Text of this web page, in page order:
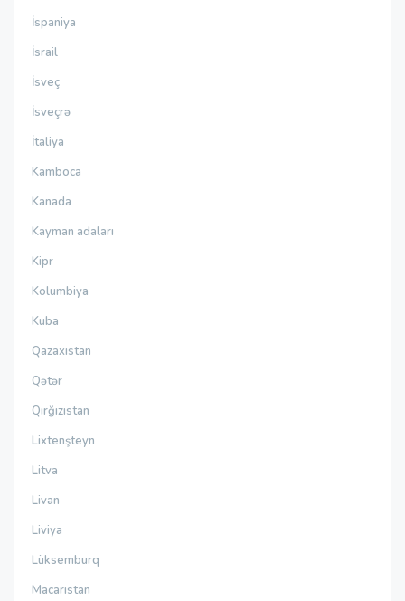
İspaniya
İsrail
İsveç
İsveçrə
İtaliya
Kamboca
Kanada
Kayman adaları
Kipr
Kolumbiya
Kuba
Qazaxıstan
Qətər
Qırğızıstan
Lixtenşteyn
Litva
Livan
Liviya
Lüksemburq
Macarıstan